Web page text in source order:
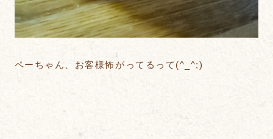
ペーちゃん、お客様怖がってるって(^_^;)